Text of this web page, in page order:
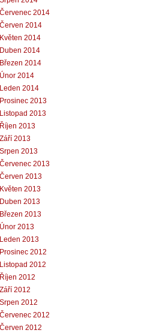
Červenec 2014
Červen 2014
Květen 2014
Duben 2014
Březen 2014
Únor 2014
Leden 2014
Prosinec 2013
Listopad 2013
Říjen 2013
Září 2013
Srpen 2013
Červenec 2013
Červen 2013
Květen 2013
Duben 2013
Březen 2013
Únor 2013
Leden 2013
Prosinec 2012
Listopad 2012
Říjen 2012
Září 2012
Srpen 2012
Červenec 2012
Červen 2012